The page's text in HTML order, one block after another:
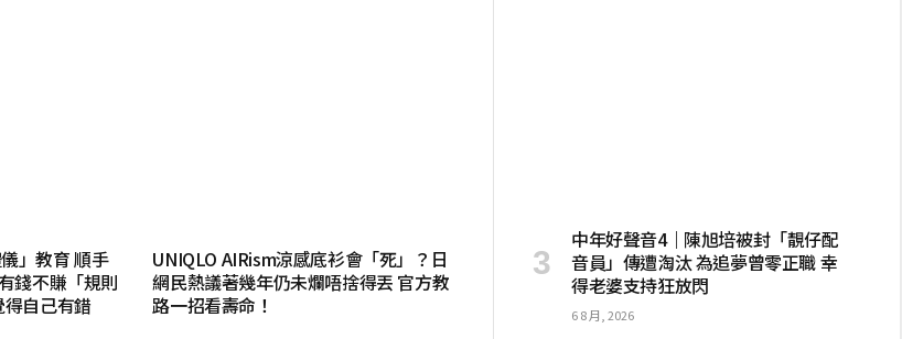
」教育 順手
錢不賺「規則
自己有錯
UNIQLO AIRism涼感底衫會「死」？日
網民熱議著幾年仍未爛唔捨得丟 官方教
路一招看壽命！
中年好聲音4｜陳旭培被封「靚仔配
音員」傳遭淘汰 為追夢曾零正職 幸
得老婆支持狂放閃
6 8 月, 2026